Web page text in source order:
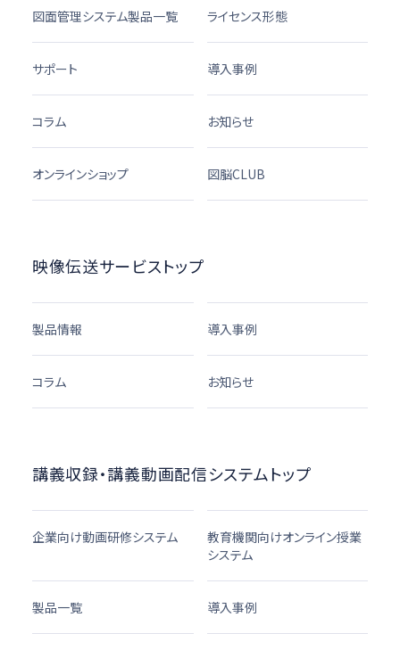
図面管理システム製品一覧 ライセンス形態
サポート 導入事例
コラム お知らせ
オンラインショップ 図脳CLUB
映像伝送サービストップ
製品情報 導入事例
コラム お知らせ
講義収録・講義動画配信システムトップ
企業向け動画研修システム
教育機関向けオンライン授業
システム
製品一覧 導入事例